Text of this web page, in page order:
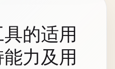
的适用
力及用